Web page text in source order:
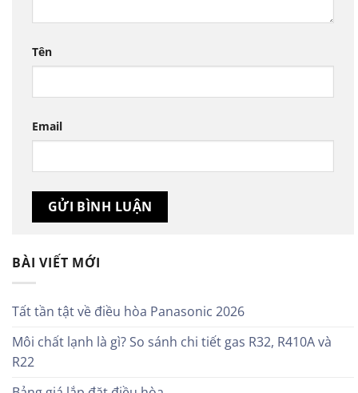
BÀI VIẾT MỚI
Tất tần tật về điều hòa Panasonic 2026
Môi chất lạnh là gì? So sánh chi tiết gas R32, R410A và
R22
Tên
Email